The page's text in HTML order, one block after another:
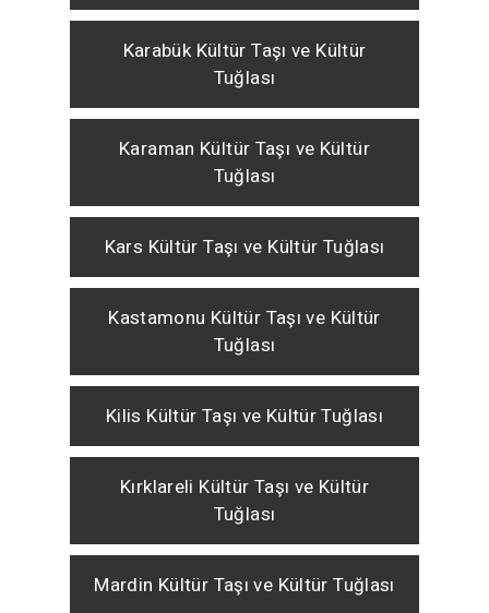
Karabük Kültür Taşı ve Kültür
Tuğlası
Karaman Kültür Taşı ve Kültür
Tuğlası
Kars Kültür Taşı ve Kültür Tuğlası
Kastamonu Kültür Taşı ve Kültür
Tuğlası
Kilis Kültür Taşı ve Kültür Tuğlası
Kırklareli Kültür Taşı ve Kültür
Tuğlası
Mardin Kültür Taşı ve Kültür Tuğlası